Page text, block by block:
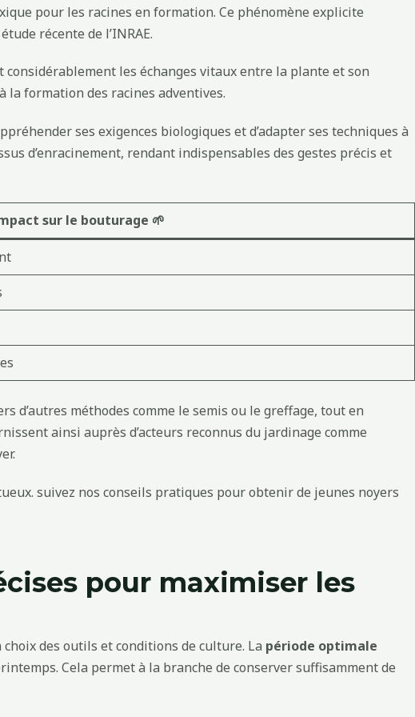
pour les racines en formation. Ce phénomène explicite
récente de l’INRAE.
les échanges vitaux entre la plante et son
la formation des racines adventives.
ses exigences biologiques et d’adapter ses techniques à
d’enracinement, rendant indispensables des gestes précis et
sur le bouturage 🌱
d’autres méthodes comme le semis ou le greffage, tout en
ainsi auprès d’acteurs reconnus du jardinage comme
pour maximiser les
des outils et conditions de culture. La période optimale
Cela permet à la branche de conserver suffisamment de